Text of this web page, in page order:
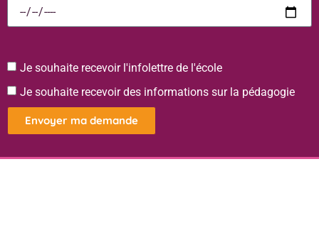
Je souhaite recevoir l'infolettre de l'école
Je souhaite recevoir des informations sur la pédagogie
Envoyer ma demande